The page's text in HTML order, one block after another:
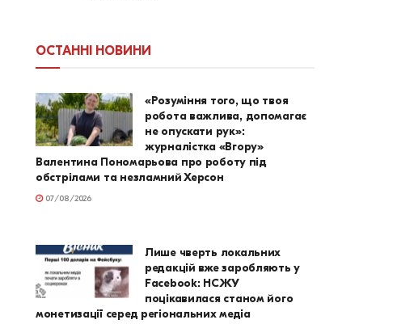
ОСТАННІ НОВИНИ
«Розуміння того, що твоя
робота важлива, допомагає
не опускати рук»:
журналістка «Вгору»
Валентина Пономарьова про роботу під
обстрілами та незламний Херсон
07/08/2026
Лише чверть локальних
редакцій вже заробляють у
Facebook: НСЖУ
поцікавилася станом його
монетизації серед регіональних медіа